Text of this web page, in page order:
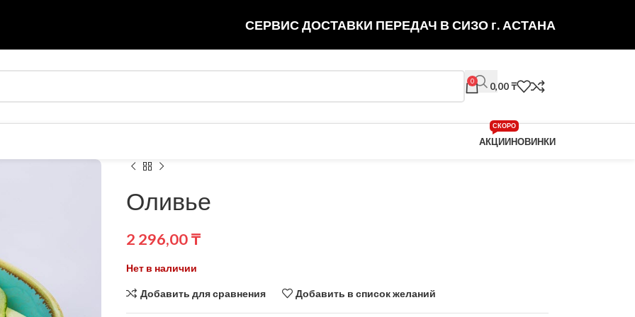
СЕРВИС ДОСТАВКИ ПЕРЕДАЧ В СИЗО г. АСТАНА
0 0,00₸
АКЦИИ
СКОРО
НОВИНКИ
Оливье
2 296,00₸
Нет в наличии
Добавить для сравнения Добавить в список желаний